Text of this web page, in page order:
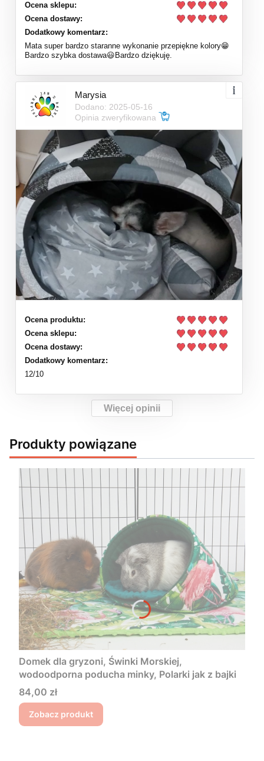
Ocena sklepu:
Ocena dostawy:
Dodatkowy komentarz:
Mata super bardzo staranne wykonanie przepiękne kolory😁
Bardzo szybka dostawa😃Bardzo dziękuję.
Marysia
Dodano: 2025-05-16
Opinia zweryfikowana
Ocena produktu:
Ocena sklepu:
Ocena dostawy:
Dodatkowy komentarz:
12/10
Więcej opinii
Produkty powiązane
Domek dla gryzoni, Świnki Morskiej,
wodoodporna poducha minky, Polarki jak z bajki
Cena
84,00 zł
Zobacz produkt